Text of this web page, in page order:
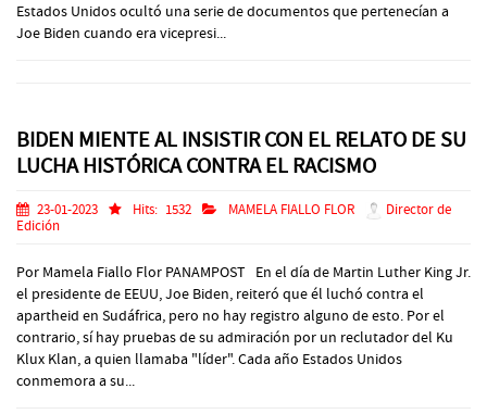
Estados Unidos ocultó una serie de documentos que pertenecían a
Joe Biden cuando era vicepresi...
BIDEN MIENTE AL INSISTIR CON EL RELATO DE SU
LUCHA HISTÓRICA CONTRA EL RACISMO
23-01-2023 Hits: 1532 MAMELA FIALLO FLOR
Director de
Edición
Por Mamela Fiallo Flor PANAMPOST En el día de Martin Luther King Jr.
el presidente de EEUU, Joe Biden, reiteró que él luchó contra el
apartheid en Sudáfrica, pero no hay registro alguno de esto. Por el
contrario, sí hay pruebas de su admiración por un reclutador del Ku
Klux Klan, a quien llamaba "líder". Cada año Estados Unidos
conmemora a su...